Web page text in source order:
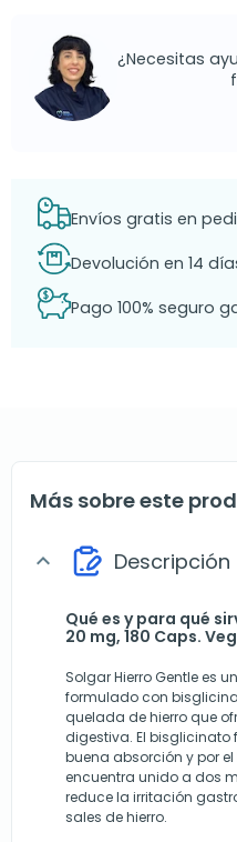
¿Necesitas
Envíos gratis en
Devolución en 14
Pago 100% seguro
Más sobre este
expand_more Descripción
Qué es y para qué
20 mg, 180 Caps.
Solgar Hierro Gentle es
formulado con
quelada de hierro que
digestiva. El bisglicinato
buena absorción y por
encuentra unido a dos
reduce la irritación
sales de hierro.